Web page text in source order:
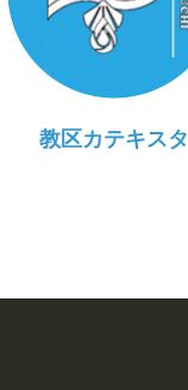
教区カテキスタ